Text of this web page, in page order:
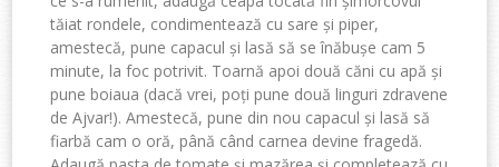
tăiat rondele, condimentează cu sare și piper,
amestecă, pune capacul și lasă să seînăbușe cam 5
minute, lafoc potrivit. Toarnă apoi două căni cu apă și
pune boiaua (dacă vrei, poți pune două linguri zdravene
deAjvar!).Amestecă, pune din nou capacul și lasă să
fiarbă cam o oră, până când carnea devine fragedă.